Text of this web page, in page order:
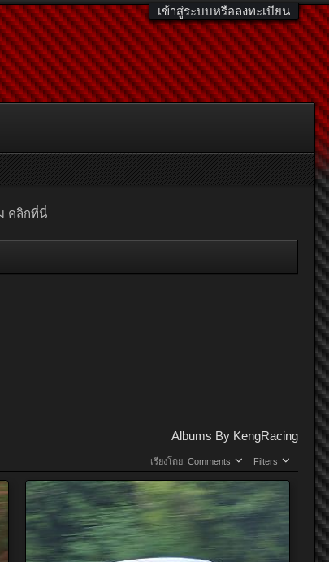
เข้าสู่ระบบหรือลงทะเบียน
คลิกที่นี่
Albums By KengRacing
เรียงโดย: Comments Filters